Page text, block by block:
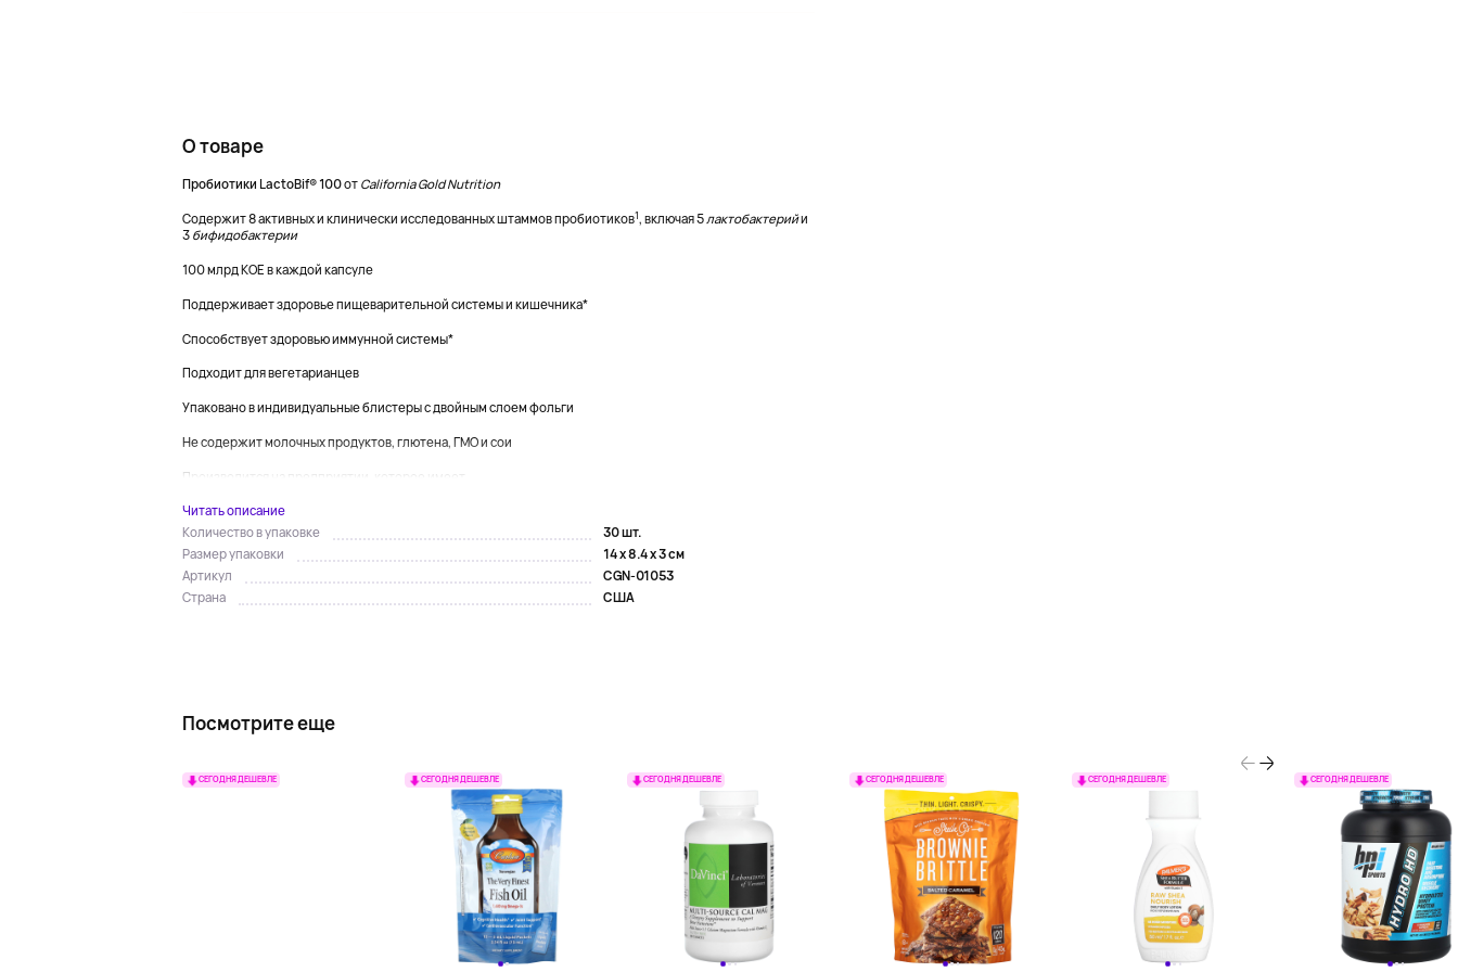
О товаре
Пробиотики LactoBif® 100от California Gold Nutrition
Содержит 8 активных и клинически исследованных штаммов пробиотиков1, включая 5лактобактерийи
3 бифидобактерии
100 млрд КОЕ в каждой капсуле
Поддерживает здоровье пищеварительной системы и кишечника*
Способствует здоровью иммунной системы*
Подходит для вегетарианцев
Упаковано в индивидуальные блистеры с двойным слоем фольги
Не содержит молочных продуктов, глютена, ГМО и сои
Производится на предприятии, которое имеет...
Читать описание
Количество в упаковке
30 шт.
Размер упаковки
14 x 8.4 x 3 см
Артикул
CGN-01053
Страна
США
Посмотрите еще
СЕГОДНЯ ДЕШЕВЛЕ СЕГОДНЯ ДЕШЕВЛЕ СЕГОДНЯ ДЕШЕВЛЕ СЕГОДНЯ ДЕШЕВЛЕ СЕГОДНЯ ДЕШЕВЛЕ СЕГОДНЯ ДЕШЕВЛЕ